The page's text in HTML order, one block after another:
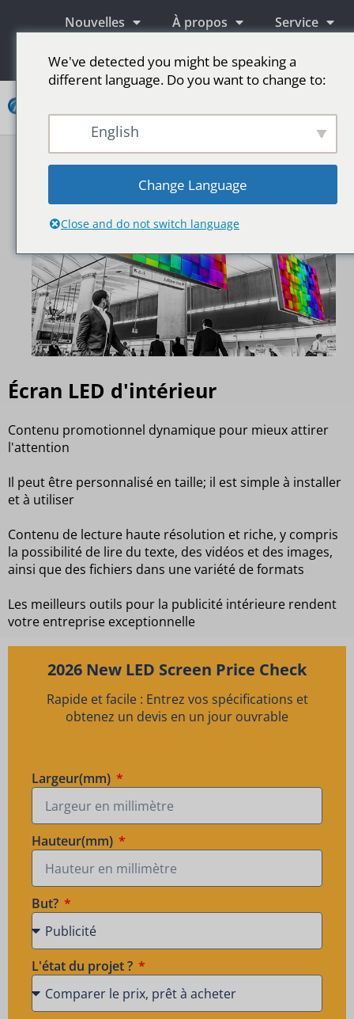
Nouvelles À propos Service
Information
Écran LED d'intérieur
Contenu promotionnel dynamique pour mieux attirer
l'attention
Il peut être personnalisé en taille; il est simple à installer
et à utiliser
Contenu de lecture haute résolution et riche, y compris
la possibilité de lire du texte, des vidéos et des images,
ainsi que des fichiers dans une variété de formats
Les meilleurs outils pour la publicité intérieure rendent
votre entreprise exceptionnelle
2026 New LED Screen Price Check
Rapide et facile : Entrez vos spécifications et
obtenez un devis en un jour ouvrable
Largeur(mm)
Hauteur(mm)
But?
L'état du projet ?
We've detected you might be speaking a
different language. Do you want to change to:
English
Change Language
Close and do not switch language